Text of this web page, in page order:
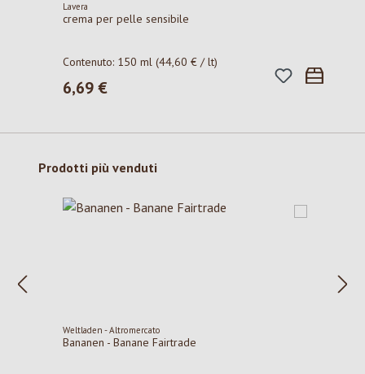
Lavera
crema per pelle sensibile
Contenuto: 150 ml(44,60 € / lt)
Prezzo normale:
6,69 €
Salta la galleria dei prodotti
Prodotti più venduti
Weltladen - Altromercato
Bananen - Banane Fairtrade